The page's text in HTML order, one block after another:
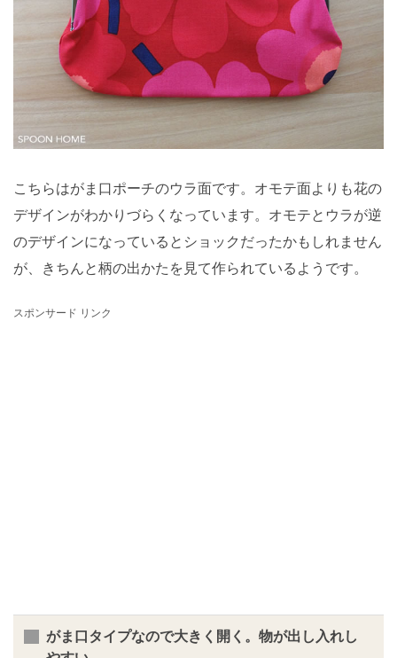
こちらはがま口ポーチのウラ面です。オモテ面よりも花の
デザインがわかりづらくなっています。オモテとウラが逆
のデザインになっているとショックだったかもしれません
が、きちんと柄の出かたを見て作られているようです。
スポンサード リンク
がま口タイプなので大きく開く。物が出し入れし